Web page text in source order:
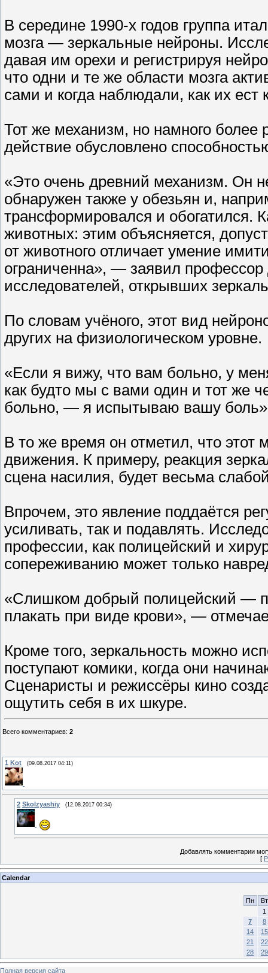
В середине 1990-х годов группа
мозга — зеркальные нейроны.
давая им орехи и регистрируя
что одни и те же области мозга
сами и когда наблюдали, как их ест
Тот же механизм, но намного
действие обусловлено
«Это очень древний механизм. Он
обнаружен также у обезьян и,
трансформировался и обогатился.
животных: этим объясняется,
от животного отличает умение
ограниченна», — заявил
исследователей, открывших
По словам учёного, этот вид
других на физиологическом уровне.
«Если я вижу, что вам больно, у
как будто мы с вами один и тот же
больно, — я испытываю вашу
В то же время он отметил, что этот
движения. К примеру, реакция
сцена насилия, будет весьма
Впрочем, это явление поддаётся
усиливать, так и подавлять.
профессии, как полицейский и
сопереживанию может только
«Слишком добрый полицейский —
плакать при виде крови», —
Кроме того, зеркальность можно
поступают комики, когда они
Сценаристы и режиссёры кино
ощутить себя в их шкуре.
Всего комментариев: 2
1 Kot (09.08.2017 04:11)
2 Skolzyashiy (12.08.2017 00:34)
Добавлять комментарии
[
Calendar
Пн
Вт
1
7
8
14
15
21
22
28
29
Полная версия сайта